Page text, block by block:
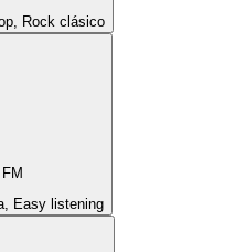
Rock clásico
Easy listening